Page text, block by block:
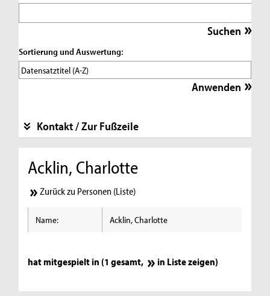
Sortierung und Auswertung:
Kontakt / Zur Fußzeile
Acklin, Charlotte
Zurück zu Personen (Liste)
Name: Acklin, Charlotte
hat mitgespielt in (1 gesamt, in Liste zeigen)